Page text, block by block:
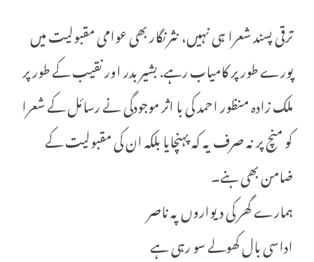
ترقی پسند شعرا ہی نہیں، نثر نگار بھی عوامی مقبولیت میں
پورے طور پر کامیاب رہے. بشیر بدر اور نقیب کے طور پر
ملک زادہ منظور احمد کی با اثر موجودگی نے رسائل کے شعرا
کو منچ پر نہ صرف یہ کہ پہنچایا بلکہ ان کی مقبولیت کے
ضامن بھی بنے۔
ہمارے گھر کی دیواروں پہ ناصر
اداسی بال کھولے سو رہی ہے